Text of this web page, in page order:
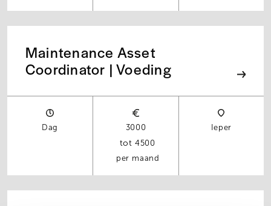
Maintenance Asset
Coordinator | Voeding
Dag
3000
4500
per maand
Ieper